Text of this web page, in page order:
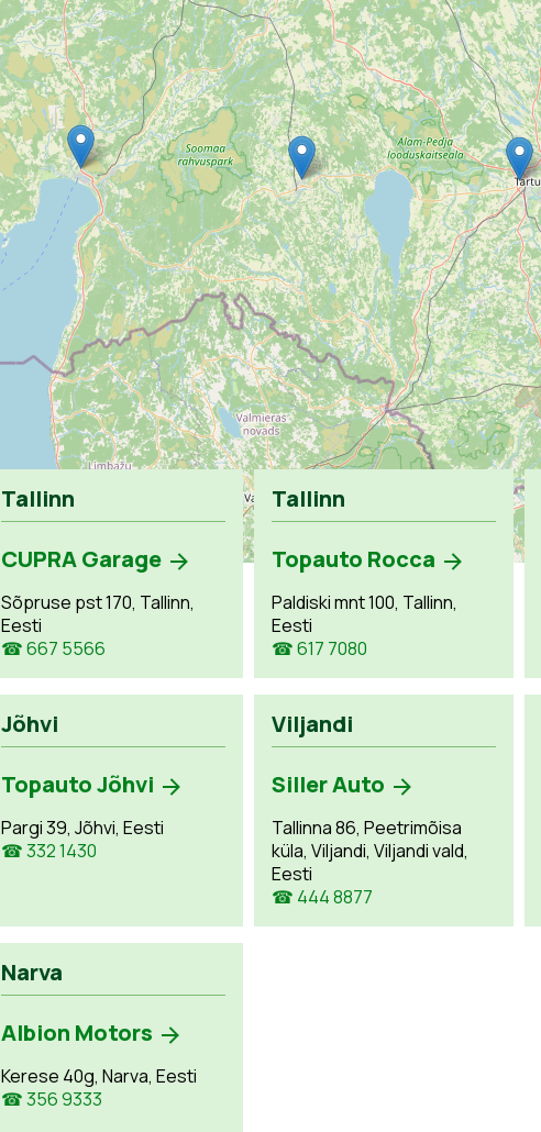
Tallinn
CUPRA Garage
Sõpruse pst 170, Tallinn,
Eesti
☎ 667 5566
Tallinn
Topauto Rocca
Paldiski mnt 100, Tallinn,
Eesti
☎ 617 7080
Jõhvi
Topauto Jõhvi
Pargi 39, Jõhvi, Eesti
☎ 332 1430
Viljandi
Siller Auto
Tallinna 86, Peetrimõisa
küla, Viljandi, Viljandi vald,
Eesti
☎ 444 8877
Narva
Albion Motors
Kerese 40g, Narva, Eesti
☎ 356 9333